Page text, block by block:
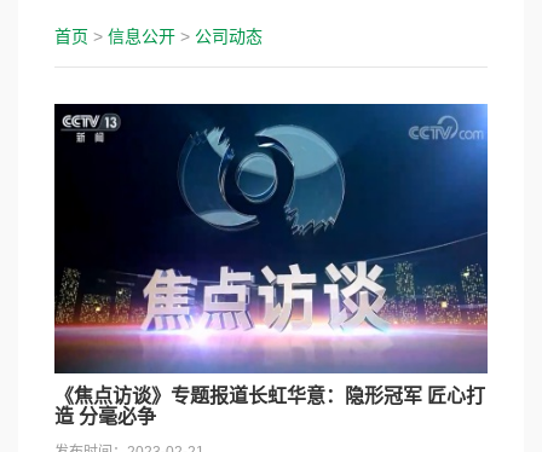
证券公告
新闻活动
公示公告
社会责任
首页 > 信息公开 > 公司动态
《焦点访谈》专题报道长虹华意：隐形冠军 匠心打
造 分毫必争